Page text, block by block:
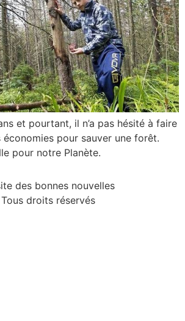
et pourtant, il n’a pas hésité à faire
pour sauver une forêt.
pour notre Planète.
des bonnes nouvelles
Tous droits réservés